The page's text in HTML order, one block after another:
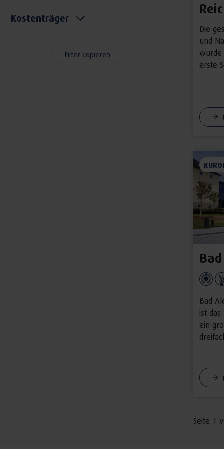
Kostenträger
Filter kopieren
Die
und
wurde
erste
Bad
ist
ein
Seite 1